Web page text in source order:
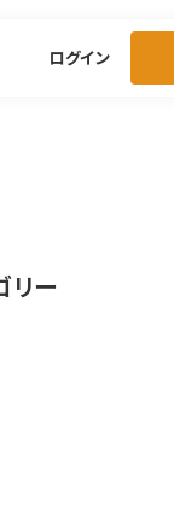
ログイン
リー